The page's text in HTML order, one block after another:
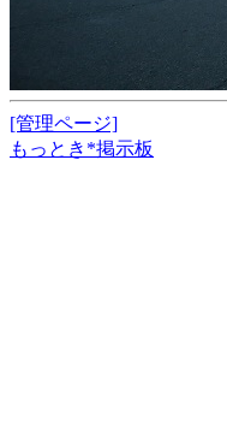
[管理ページ]
もっとき*掲示板